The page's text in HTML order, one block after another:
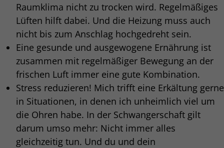
Raumklima nicht zu trocken wird. Regelmäßiges
Lüften hilft dabei. Und die Heizung muss auch
nicht bis zum Anschlag hochgedreht sein.
Eine gesunde und ausgewogene Ernährung ist
zusammen mit regelmäßiger Bewegung an der
frischen Luft immer eine gute Kombination.
Stress reduzieren! Mich trifft eine Erkältung gerne
in Situationen, in denen ich unheimlich viel um
die Ohren habe. In der Schwangerschaft gilt
darum umso mehr: Nicht immer alles
gleichzeitig tun. Und du und dein